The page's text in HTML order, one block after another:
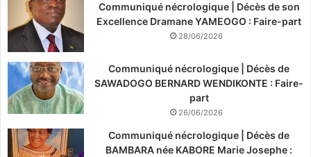
Communiqué nécrologique | Décès de son
Excellence Dramane YAMEOGO : Faire-part
28/06/2026
Communiqué nécrologique | Décès de
SAWADOGO BERNARD WENDIKONTE : Faire-
part
26/06/2026
Communiqué nécrologique | Décès de
BAMBARA née KABORE Marie Josephe :